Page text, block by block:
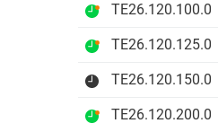
TE26.120.100.0
TE26.120.125.0
TE26.120.150.0
TE26.120.200.0